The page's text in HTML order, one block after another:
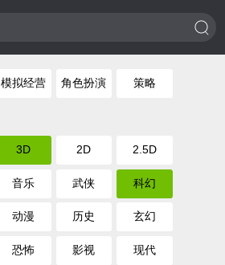
模拟经营 角色扮演 策略
3D 2D 2.5D
音乐 武侠 科幻
动漫 历史 玄幻
恐怖 影视 现代